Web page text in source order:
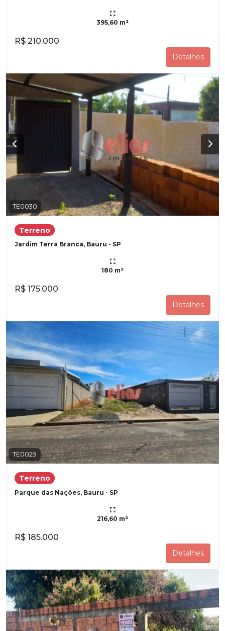
395,60 m²
R$ 210.000
Detalhes
TE0030
Terreno
Jardim Terra Branca, Bauru - SP
180 m²
R$ 175.000
Detalhes
TE0029
Terreno
Parque das Nações, Bauru - SP
216,60 m²
R$ 185.000
Detalhes